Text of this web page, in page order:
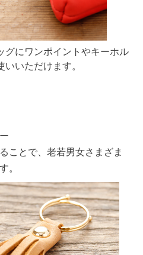
グにワンポイントやキーホル
いいただけます。
ことで、老若男女さまざま
。